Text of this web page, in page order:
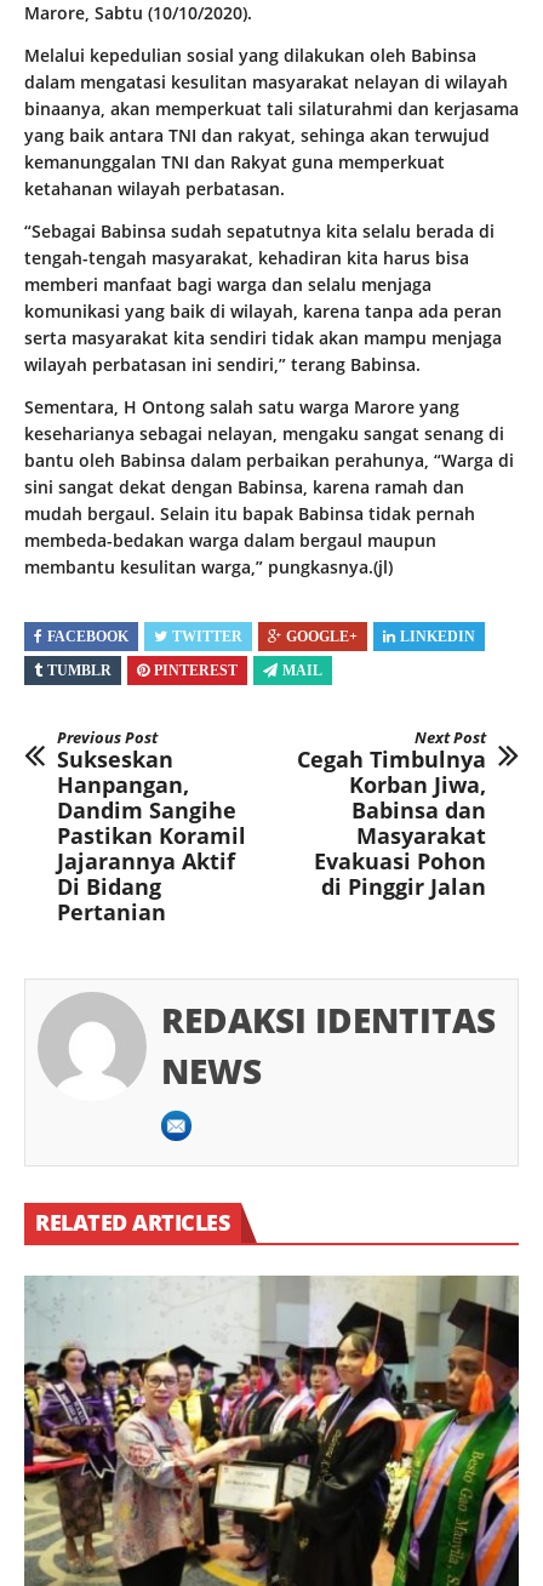
Marore, Sabtu (10/10/2020).
Melalui kepedulian sosial yang dilakukan oleh Babinsa
dalam mengatasi kesulitan masyarakat nelayan di wilayah
binaanya, akan memperkuat tali silaturahmi dan kerjasama
yang baik antara TNI dan rakyat, sehinga akan terwujud
kemanunggalan TNI dan Rakyat guna memperkuat
ketahanan wilayah perbatasan.
“Sebagai Babinsa sudah sepatutnya kita selalu berada di
tengah-tengah masyarakat, kehadiran kita harus bisa
memberi manfaat bagi warga dan selalu menjaga
komunikasi yang baik di wilayah, karena tanpa ada peran
serta masyarakat kita sendiri tidak akan mampu menjaga
wilayah perbatasan ini sendiri,” terang Babinsa.
Sementara, H Ontong salah satu warga Marore yang
keseharianya sebagai nelayan, mengaku sangat senang di
bantu oleh Babinsa dalam perbaikan perahunya, “Warga di
sini sangat dekat dengan Babinsa, karena ramah dan
mudah bergaul. Selain itu bapak Babinsa tidak pernah
membeda-bedakan warga dalam bergaul maupun
membantu kesulitan warga,” pungkasnya.(jl)
FACEBOOK TWITTER GOOGLE+
LINKEDIN
TUMBLR
PINTEREST MAIL
Previous Post
Sukseskan
Hanpangan,
Dandim Sangihe
Pastikan Koramil
Jajarannya Aktif
Di Bidang
Pertanian
Next Post
Cegah Timbulnya
Korban Jiwa,
Babinsa dan
Masyarakat
Evakuasi Pohon
di Pinggir Jalan
REDAKSI IDENTITAS
NEWS
RELATED ARTICLES